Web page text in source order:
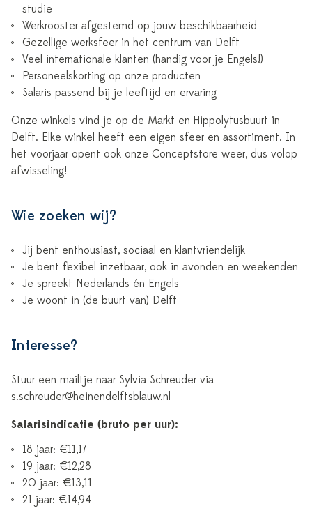
studie
Werkrooster afgestemd op jouw beschikbaarheid
Gezellige werksfeer in het centrum van Delft
Veel internationale klanten (handig voor je Engels!)
Personeelskorting op onze producten
Salaris passend bij je leeftijd en ervaring
Onze winkels vind je op de Markt en Hippolytusbuurt in
Delft. Elke winkel heeft een eigen sfeer en assortiment. In
het voorjaar opent ook onze Conceptstore weer, dus volop
afwisseling!
Wie zoeken wij?
Jij bent enthousiast, sociaal en klantvriendelijk
Je bent flexibel inzetbaar, ook in avonden en weekenden
Je spreekt Nederlands én Engels
Je woont in (de buurt van) Delft
Interesse?
Stuur een mailtje naar Sylvia Schreuder via
s.schreuder@heinendelftsblauw.nl
Salarisindicatie (bruto per uur):
18 jaar: €11,17
19 jaar: €12,28
20 jaar: €13,11
21 jaar: €14,94